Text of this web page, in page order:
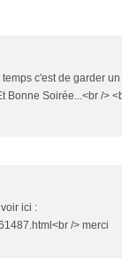
c'est de garder un
Bonne Soirée...<br />
ici :
/> merci